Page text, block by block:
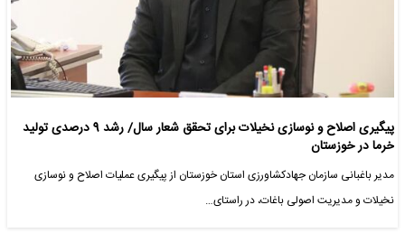
پیگیری اصلاح و نوسازی نخیلات برای تحقق شعار سال/ رشد 9 درصدی تولید
خرما در خوزستان
مدیر باغبانی سازمان جهادکشاورزی استان خوزستان از پیگیری عملیات اصلاح و نوسازی
نخیلات و مدیریت اصولی باغات، در راستای…